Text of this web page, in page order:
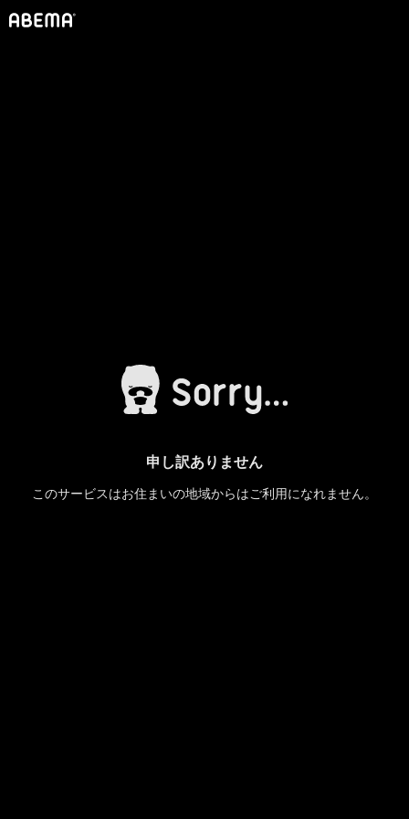
申し訳ありません
このサービスはお住まいの地域からはご利用になれません。